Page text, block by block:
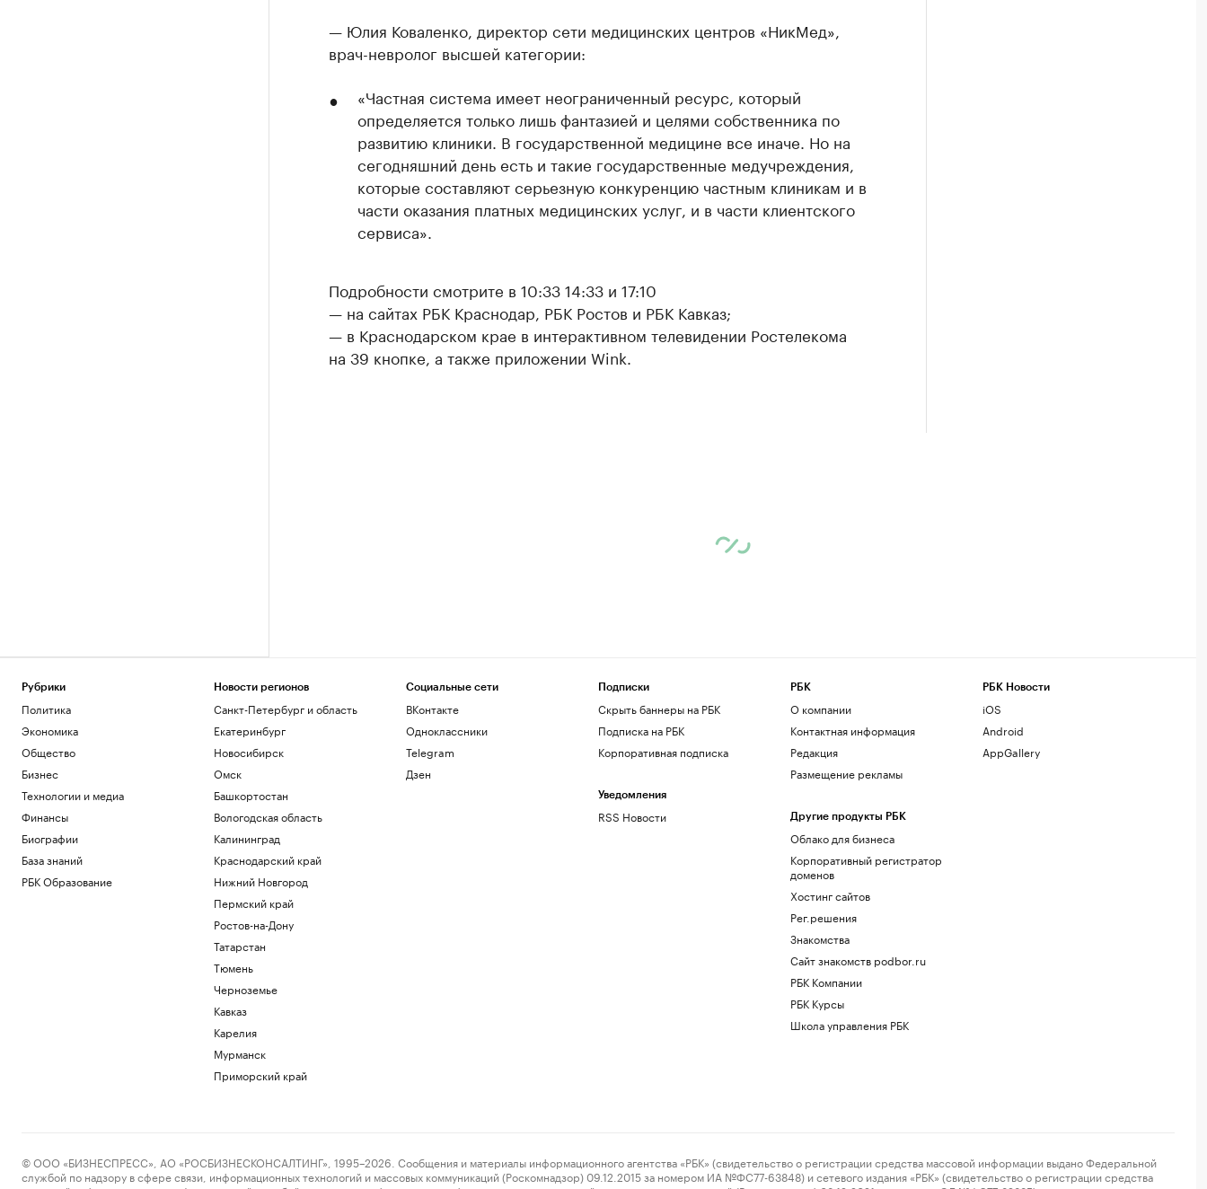
— Юлия Коваленко, директор сети медицинских центров «НикМед»,
врач-невролог высшей категории:
«Частная система имеет неограниченный ресурс, который
определяется только лишь фантазией и целями собственника по
развитию клиники. В государственной медицине все иначе. Но на
сегодняшний день есть и такие государственные медучреждения,
которые составляют серьезную конкуренцию частным клиникам и в
части оказания платных медицинских услуг, и в части клиентского
сервиса».
Подробности смотрите в 10:33 14:33 и 17:10
— на сайтах РБК Краснодар, РБК Ростов и РБК Кавказ;
— в Краснодарском крае в интерактивном телевидении Ростелекома
на 39 кнопке, а также приложении Wink.
Рубрики
Политика
Экономика
Общество
Бизнес
Технологии и медиа
Финансы
Биографии
База знаний
РБК Образование
Новости регионов
Санкт-Петербург и область
Екатеринбург
Новосибирск
Омск
Башкортостан
Вологодская область
Калининград
Краснодарский край
Нижний Новгород
Пермский край
Ростов-на-Дону
Татарстан
Тюмень
Черноземье
Кавказ
Карелия
Мурманск
Приморский край
Социальные сети
ВКонтакте
Одноклассники
Telegram
Дзен
Подписки
Скрыть баннеры на РБК
Подписка на РБК
Корпоративная подписка
Уведомления
RSS Новости
РБК
О компании
Контактная информация
Редакция
Размещение рекламы
Другие продукты РБК
Облако для бизнеса
Корпоративный регистратор
доменов
Хостинг сайтов
Рег.решения
Знакомства
Сайт знакомств podbor.ru
РБК Компании
РБК Курсы
Школа управления РБК
РБК Новости
iOS
Android
AppGallery
© ООО «БИЗНЕСПРЕСС», АО «РОСБИЗНЕСКОНСАЛТИНГ», 1995–2026. Сообщения и материалы информационного агентства «РБК» (свидетельство о регистрации средства массовой информации выдано Федеральной
службой по надзору в сфере связи, информационных технологий и массовых коммуникаций (Роскомнадзор) 09.12.2015 за номером ИА №ФС77-63848) и сетевого издания «РБК» (свидетельство о регистрации средства